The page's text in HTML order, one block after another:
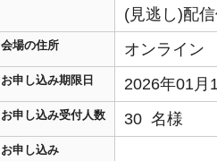
(見逃し)配
会場の住所 オンライン
お申し込み期限日 2026年01月
お申し込み受付人数 30 名様
お申し込み